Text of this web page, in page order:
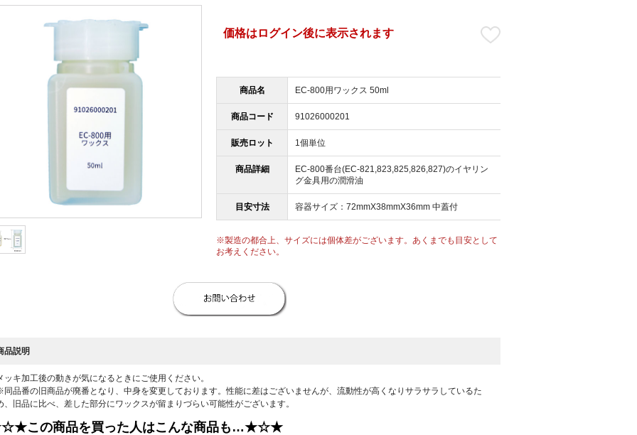
像は実寸大ではございません。
価格はログイン後に表示されます
商品名 EC-800用ワックス 50ml
商品コード 91026000201
販売ロット 1個単位
商品詳細
EC-800番台(EC-821,823,825,826,827)のイヤリン
グ金具用の潤滑油
目安寸法 容器サイズ：72mmX38mmX36mm 中蓋付
※製造の都合上、サイズには個体差がございます。あくまでも目安として
お考えください。
品説明
ッキ加工後の動きが気になるときにご使用ください。
品番の旧商品が廃番となり、中身を変更しております。性能に差はございませんが、流動性が高くなりサラサラしているた
、旧品に比べ、差した部分にワックスが留まりづらい可能性がございます。
この商品を買った人はこんな商品も…★☆★